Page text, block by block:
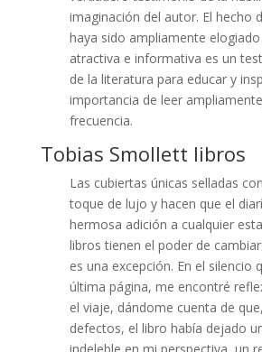
imaginación del autor. El hecho
haya sido ampliamente
atractiva e informativa es un
de la literatura para educar y
importancia de leer
frecuencia.
Tobias Smollett libros
Las cubiertas únicas selladas
toque de lujo y hacen que el
hermosa adición a cualquier
libros tienen el poder de
es una excepción. En el silencio
última página, me encontré
el viaje, dándome cuenta de
defectos, el libro había dejado